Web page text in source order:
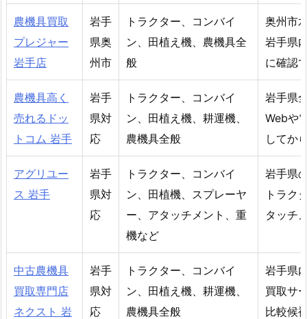
農機具買取
プレジャー
岩手店
岩手
県奥
州市
トラクター、コンバイ
ン、田植え機、農機具全
般
奥州市
岩手県
に確認
農機具高く
売れるドッ
トコム 岩手
岩手
県対
応
トラクター、コンバイ
ン、田植え機、耕運機、
農機具全般
岩手県
Webや
してか
アグリユー
ス 岩手
岩手
県対
応
トラクター、コンバイ
ン、田植機、スプレーヤ
ー、アタッチメント、重
機など
岩手県
トラク
タッチ
中古農機具
買取専門店
ネクスト 岩
岩手
県対
応
トラクター、コンバイ
ン、田植え機、耕運機、
農機具全般
岩手県
買取サ
比較候